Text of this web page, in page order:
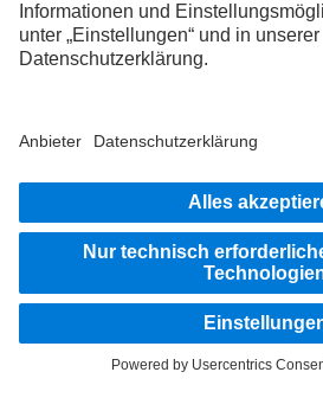
Truckern aus.
Hinweisgebersystem